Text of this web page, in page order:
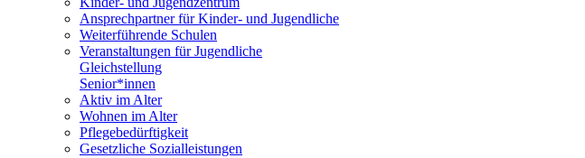
Ansprechpartner für Kinder- und Jugendliche
Weiterführende Schulen
Veranstaltungen für Jugendliche
Gleichstellung
Senior*innen
Aktiv im Alter
Wohnen im Alter
Pflegebedürftigkeit
Gesetzliche Sozialleistungen